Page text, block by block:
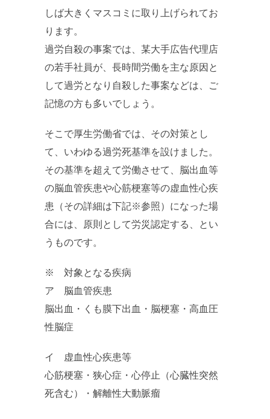
しば大きくマスコミに取り上げられてお
ります。
過労自殺の事案では、某大手広告代理店
の若手社員が、長時間労働を主な原因と
して過労となり自殺した事案などは、ご
記憶の方も多いでしょう。
そこで厚生労働省では、その対策とし
て、いわゆる過労死基準を設けました。
その基準を超えて労働させて、脳出血等
の脳血管疾患や心筋梗塞等の虚血性心疾
患（その詳細は下記※参照）になった場
合には、原則として労災認定する、とい
うものです。
※ 対象となる疾病
ア 脳血管疾患
脳出血・くも膜下出血・脳梗塞・高血圧
性脳症
イ 虚血性心疾患等
心筋梗塞・狭心症・心停止（心臓性突然
死含む）・解離性大動脈瘤